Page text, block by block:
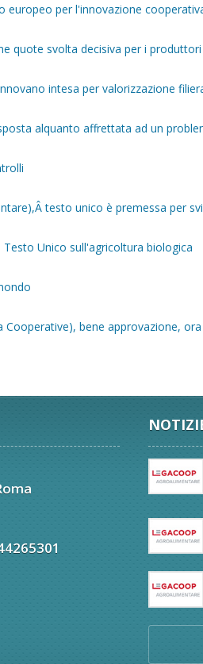
europeo per l'innovazione
quote svolta decisiva per i produttori
intesa per valorizzazione
alquanto affrettata ad un
testo unico è premessa per
Unico sull'agricoltura biologica
Cooperative), bene approvazione,